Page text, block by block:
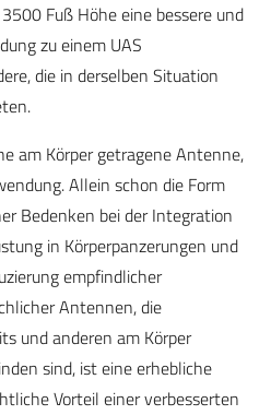
Fuß Höhe eine bessere und
zu einem UAS
die in derselben Situation
am Körper getragene Antenne,
Allein schon die Form
Bedenken bei der Integration
in Körperpanzerungen und
empfindlicher
Antennen, die
und anderen am Körper
sind, ist eine erhebliche
Vorteil einer verbesserten